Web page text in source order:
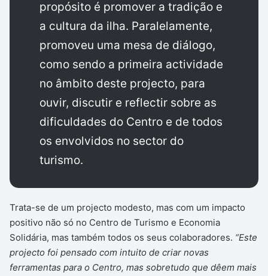
propósito é promover a tradição e
a cultura da ilha. Paralelamente,
promoveu uma mesa de diálogo,
como sendo a primeira actividade
no âmbito deste projecto, para
ouvir, discutir e reflectir sobre as
dificuldades do Centro e de todos
os envolvidos no sector do
turismo.
Trata-se de um projecto modesto, mas com um impacto
positivo não só no Centro de Turismo e Economia
Solidária, mas também todos os seus colaboradores. “Este
projecto foi pensado com intuito de criar novas
ferramentas para o Centro, mas sobretudo que dêem mais